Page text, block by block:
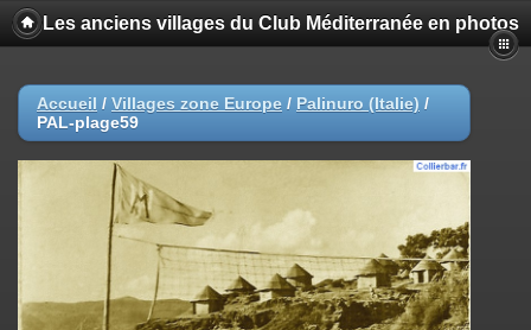
Les anciens villages du Club Méditerranée en photos
Accueil / Villages zone Europe / Palinuro (Italie) /
PAL-plage59